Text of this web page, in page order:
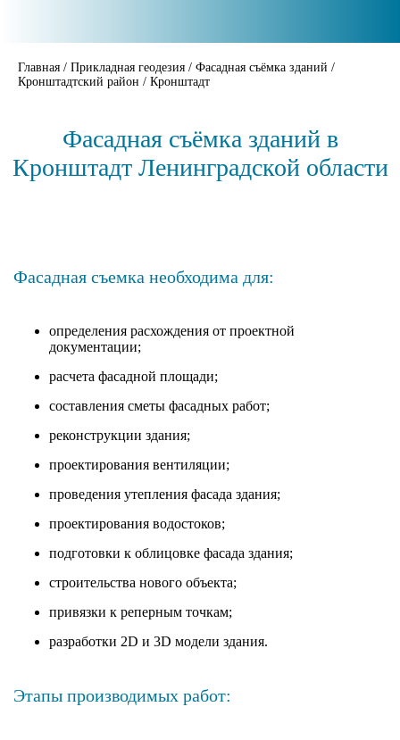
Главная / Прикладная геодезия / Фасадная съёмка зданий /
Кронштадтский район / Кронштадт
Фасадная съёмка зданий в
Кронштадт Ленинградской области
Фасадная съемка необходима для:
определения расхождения от проектной
документации;
расчета фасадной площади;
составления сметы фасадных работ;
реконструкции здания;
проектирования вентиляции;
проведения утепления фасада здания;
проектирования водостоков;
подготовки к облицовке фасада здания;
строительства нового объекта;
привязки к реперным точкам;
разработки 2D и 3D модели здания.
Этапы производимых работ: